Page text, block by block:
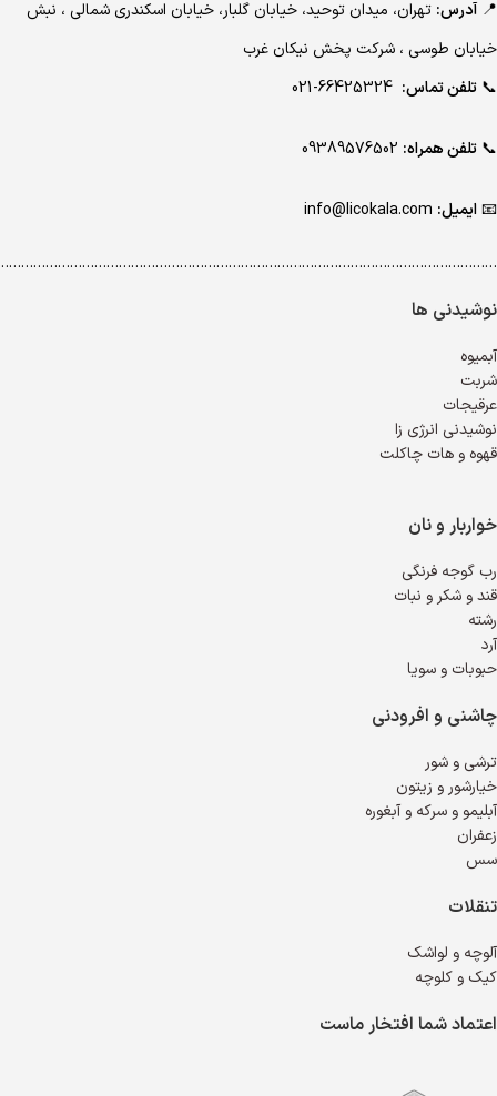
📍 آدرس: تهران، میدان توحید، خیابان گلبار، خیابان اسکندری شمالی ، نبش
خیابان طوسی ، شرکت پخش نیکان غرب
📞 تلفن تماس:
📞 تلفن همراه:
📧ایمیل:
نوشیدنی ها
آبمیوه
شربت
عرقیجات
نوشیدنی انرژی زا
قهوه و هات چاکلت
خواربار و نان
رب گوجه فرنگی
قند و شکر و نبات
رشته
آرد
حبوبات و سویا
چاشنی و افرودنی
ترشی و شور
خیارشور و زیتون
آبلیمو و سرکه و آبغوره
زعفران
سس
تنقلات
آلوچه و لواشک
کیک و کلوچه
اعتماد شما افتخار ماست